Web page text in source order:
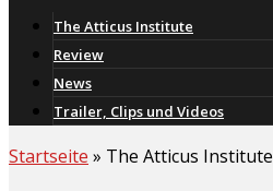
The Atticus Institute
Review
News
Trailer, Clips und Videos
Startseite » The Atticus